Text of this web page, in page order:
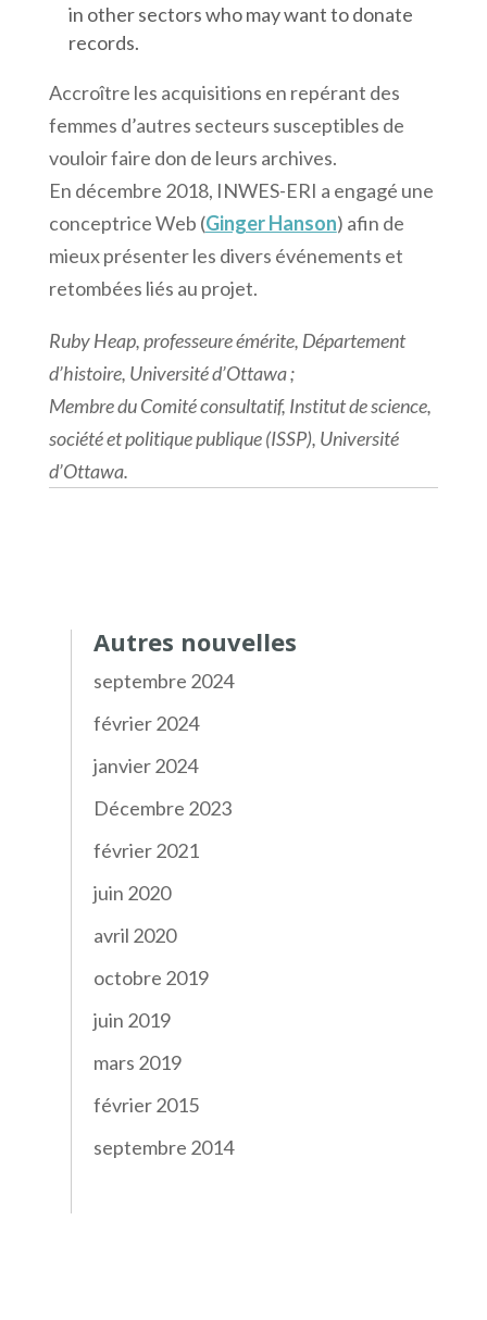
in other sectors who may want to donate
records.
Accroître les acquisitions en repérant des
femmes d’autres secteurs susceptibles de
vouloir faire don de leurs archives.
En décembre 2018, INWES-ERI a engagé une
conceptrice Web (Ginger Hanson) afin de
mieux présenter les divers événements et
retombées liés au projet.
Ruby Heap, professeure émérite, Département
d’histoire, Université d’Ottawa ;
Membre du Comité consultatif, Institut de science,
société et politique publique (ISSP), Université
d’Ottawa.
Autres nouvelles
septembre 2024
février 2024
janvier 2024
Décembre 2023
février 2021
juin 2020
avril 2020
octobre 2019
juin 2019
mars 2019
février 2015
septembre 2014